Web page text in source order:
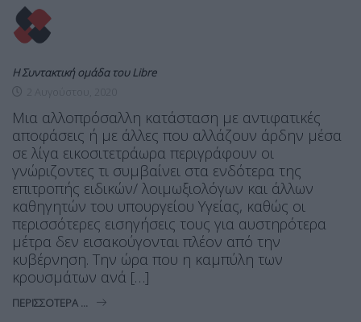
Η Συντακτική ομάδα του Libre
Μια αλλοπρόσαλλη κατάσταση με αντιφατικές
αποφάσεις ή με άλλες που αλλάζουν άρδην μέσα
σε λίγα εικοσιτετράωρα περιγράφουν οι
γνώριζοντες τι συμβαίνει στα ενδότερα της
επιτροπής ειδικών/ λοιμωξιολόγων και άλλων
καθηγητών του υπουργείου Υγείας, καθώς οι
περισσότερες εισηγήσεις τους για αυστηρότερα
μέτρα δεν εισακούγονται πλέον από την
κυβέρνηση. Την ώρα που η καμπύλη των
κρουσμάτων ανά […]
ΠΕΡΙΣΣΌΤΕΡΑ ...